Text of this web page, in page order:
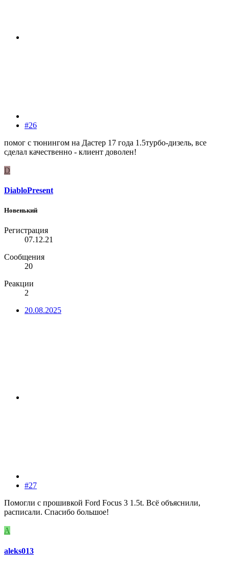
#26
помог с тюнингом на Дастер 17 года 1.5турбо-дизель, все
сделал качественно - клиент доволен!
D
DiabloPresent
Новенький
Регистрация
07.12.21
Сообщения
20
Реакции
2
20.08.2025
#27
Помогли с прошивкой Ford Focus 3 1.5t. Всё объяснили,
расписали. Спасибо большое!
A
aleks013